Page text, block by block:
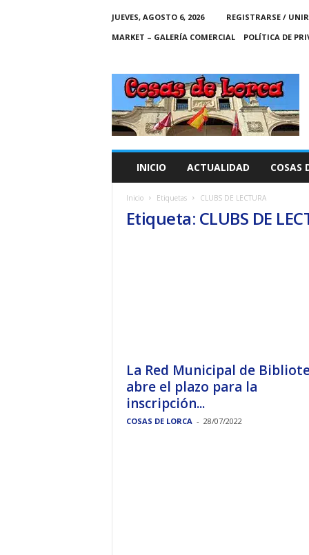
JUEVES, AGOSTO 6, 2026
REGISTRARSE /
MARKET – GALERÍA COMERCIAL
POLÍTICA DE
C
A
S
INICIO ACTUALIDAD COSAS
Inicio Etiquetas CLUBS DE LECTURA
Etiqueta: CLUBS DE
La Red Municipal de
abre el plazo para la
inscripción...
COSAS DE LORCA - 28/07/2022